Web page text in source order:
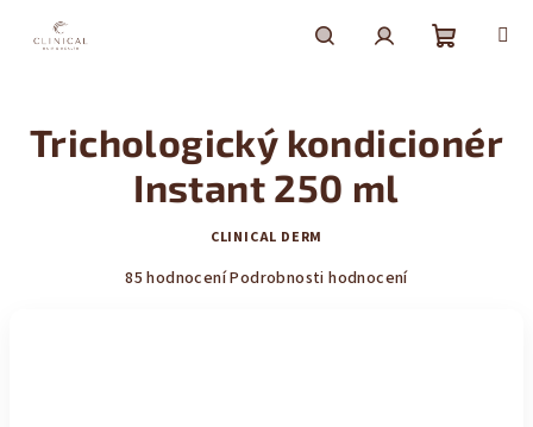
košík
Trichologický kondicionér
Instant 250 ml
CLINICAL DERM
Průměrné
85 hodnoceníPodrobnosti hodnocení